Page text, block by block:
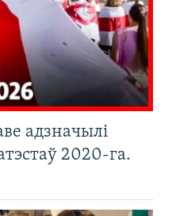
адзначылі
2020-га.